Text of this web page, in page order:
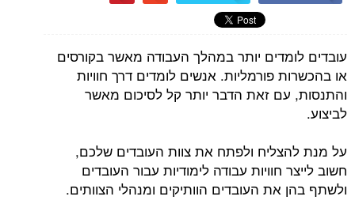
עובדים לומדים יותר במהלך העבודה מאשר בקורסים
או בהכשרות פורמליות. אנשים לומדים דרך חוויות
והתנסות, עם זאת הדבר יותר קל לסיכום מאשר
לביצוע.
על מנת להצליח ולפתח את צוות העובדים שלכם,
חשוב לייצר חוויות עבודה לימודיות עבור העובדים
ולשתף בהן את העובדים הוותיקים ומנהלי הצוותים.